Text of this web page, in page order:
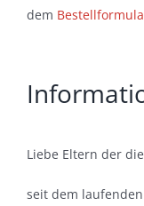
dem
Liebe Eltern der
seit dem